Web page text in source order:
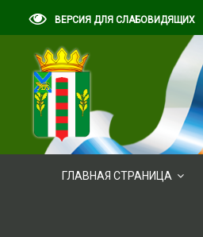
ВЕРСИЯ ДЛЯ СЛАБОВИДЯЩИХ
ГЛАВНАЯ СТРАНИЦА